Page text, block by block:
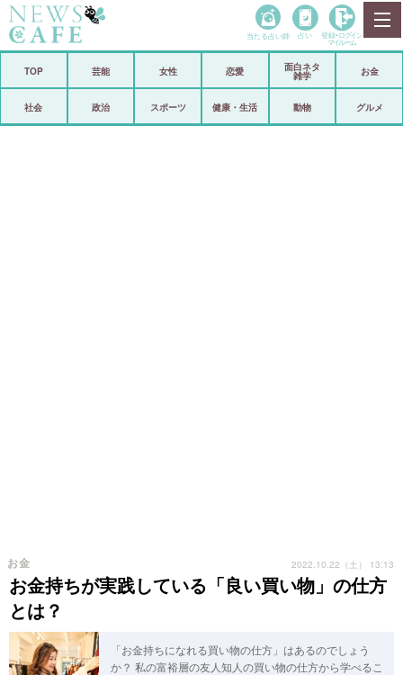
政治
当たる占い師 占い 登録• ログイン
マイルーム
TOP 芸能 女性 恋愛
面白ネタ
雑学
お金
社会 政治 スポーツ 健康・生活 動物 グルメ
お金持ちが実践している「良い買い物」の仕方
とは？
お金 2022.10.22（土） 13:13
「お金持ちになれる買い物の仕方」はあるのでしょう
か？ 私の富裕層の友人知人の買い物の仕方から学べるこ